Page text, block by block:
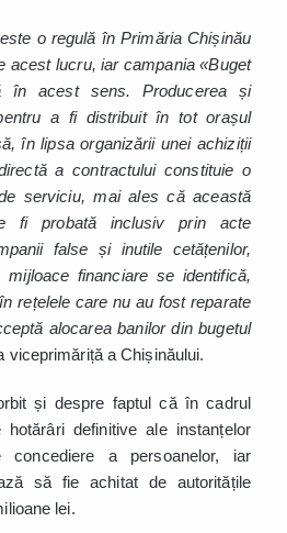
o regulă în Primăria Chișinău
acest lucru, iar campania «Buget
în acest sens. Producerea și
a fi distribuit în tot orașul
în lipsa organizării unei achiziții
a contractului constituie o
serviciu, mai ales că această
fi probată inclusiv prin acte
false și inutile cetățenilor,
financiare se identifică,
rețelele care nu au fost reparate
alocarea banilor din bugetul
viceprimăriță a Chișinăului.
și despre faptul că în cadrul
definitive ale instanțelor
concediere a persoanelor, iar
să fie achitat de autoritățile
lei.